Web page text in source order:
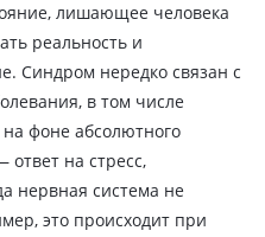
лишающее человека
реальность и
Синдром нередко связан с
в том числе
фоне абсолютного
на стресс,
нервная система не
это происходит при